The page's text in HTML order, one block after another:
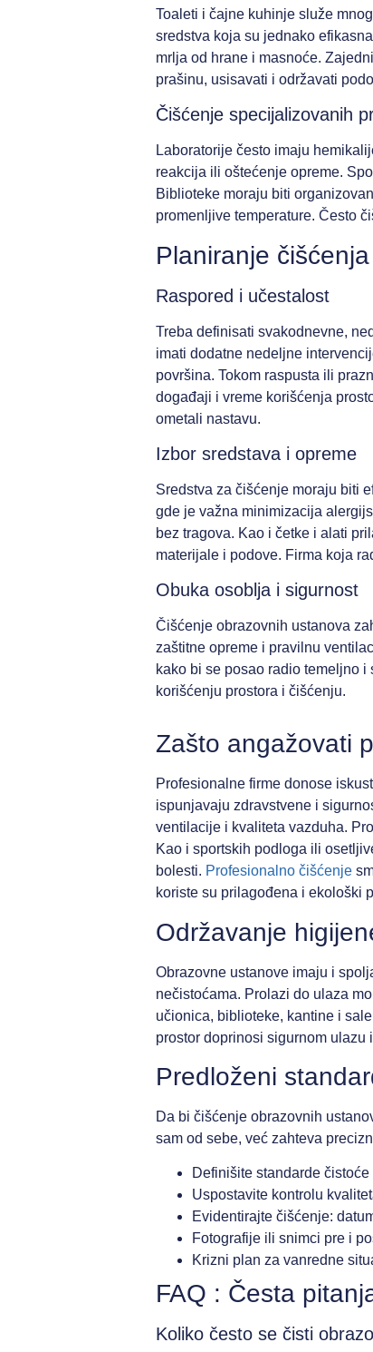
Toaleti i čajne kuhinje služe
sredstva koja su jednako
mrlja od hrane i masnoće.
prašinu, usisavati i održavati
Čišćenje specijalizovanih
Laboratorije često imaju
reakcija ili oštećenje opreme.
Biblioteke moraju biti
promenljive temperature. Često
Planiranje
Raspored i učestalost
Treba definisati svakodnevne,
imati dodatne nedeljne
površina. Tokom raspusta ili
događaji i vreme korišćenja
ometali nastavu.
Izbor sredstava i opreme
Sredstva za čišćenje moraju biti
gde je važna minimizacija
bez tragova. Kao i četke i alati
materijale i podove. Firma koja
Obuka osoblja i sigurnost
Čišćenje obrazovnih ustanova
zaštitne opreme i pravilnu
kako bi se posao radio temeljno
korišćenju prostora i čišćenju.
Zašto angažovati
Profesionalne firme donose
ispunjavaju zdravstvene i
ventilacije i kvaliteta vazduha.
Kao i sportskih podloga ili
bolesti. Profesionalno čišćenje
koriste su prilagođena i ekološki
Održavanje
Obrazovne ustanove imaju i
nečistoćama. Prolazi do ulaza
učionica, biblioteke, kantine i
prostor doprinosi sigurnom ulazu
Predloženi
Da bi čišćenje obrazovnih
sam od sebe, već zahteva
Definišite standarde
Uspostavite kontrolu
Evidentirajte čišćenje:
Fotografije ili snimci pre i
Krizni plan za vanredne
FAQ : Česta
Koliko često se čisti